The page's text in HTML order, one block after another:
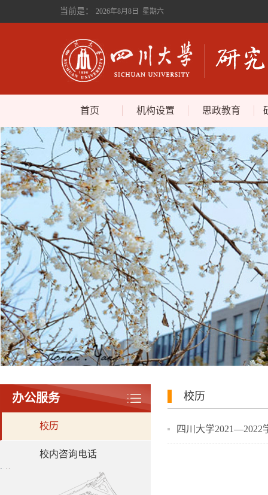
当前是： 2026年8月8日 星期六
首页 机构设置 思政教育
办公服务
校历
校内咨询电话
校历
四川大学2021—2022